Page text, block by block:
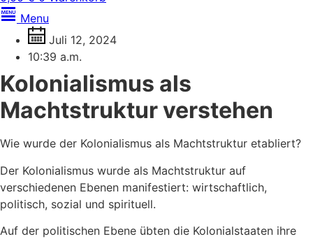
Menu
Juli 12, 2024
10:39 a.m.
Kolonialismus als
Machtstruktur verstehen
Wie wurde der Kolonialismus als Machtstruktur etabliert?
Der Kolonialismus wurde als Machtstruktur auf
verschiedenen Ebenen manifestiert: wirtschaftlich,
politisch, sozial und spirituell.
Auf der politischen Ebene übten die Kolonialstaaten ihre